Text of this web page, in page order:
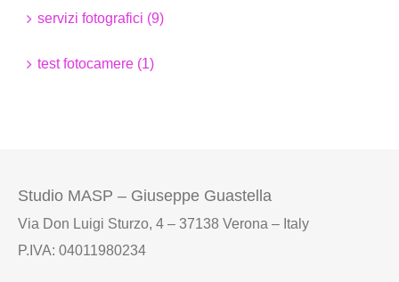
servizi fotografici (9)
test fotocamere (1)
Studio MASP – Giuseppe Guastella
Via Don Luigi Sturzo, 4 – 37138 Verona – Italy
P.IVA: 04011980234